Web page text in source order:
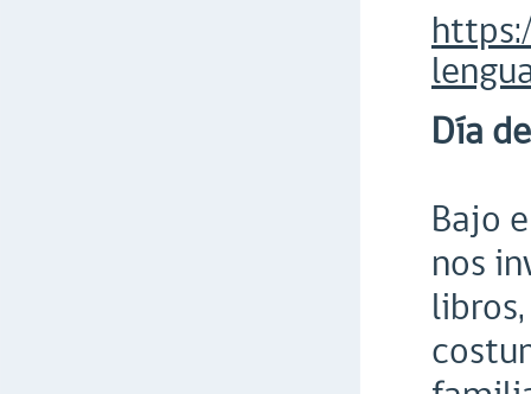
Día
Bajo
nos